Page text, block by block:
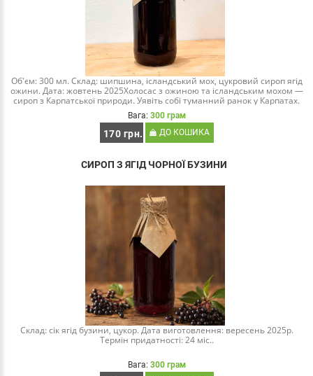
Об'єм: 300 мл. Склад: шипшина, ісландський мох, цукровий сироп ягід
ожини. Дата: жовтень 2025Холосас з ожиною та ісландським мохом —
сироп з Карпатської природи. Уявіть собі туманний ранок у Карпатах.
Між смереками ще ле..
Вага: 300 грам
170 грн. ДО КОШИКА
СИРОП З ЯГІД ЧОРНОЇ БУЗИНИ
Склад: сік ягід бузини, цукор. Дата виготовлення: вересень 2025р.
Термін придатності: 24 міс..
Вага: 300 грам